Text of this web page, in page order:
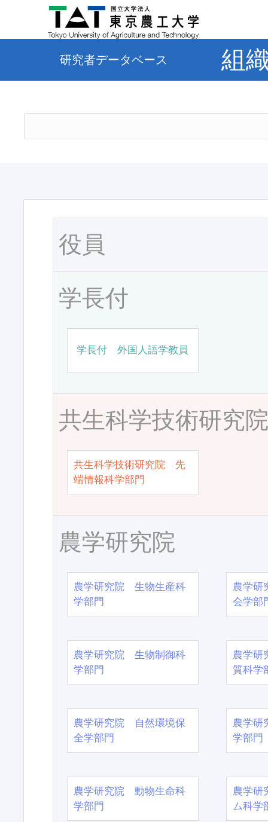
研究者データベース 組
役員
学長付
学長付 外国人語学教員
共生科学技術研究
共生科学技術研究院 先
端情報科学部門
農学研究院
農学研究院 生物生産科
学部門
農学
会学部
農学研究院 生物制御科
学部門
農学
質科学
農学研究院 自然環境保
全学部門
農学
学部門
農学研究院 動物生命科
学部門
農学
ム科学